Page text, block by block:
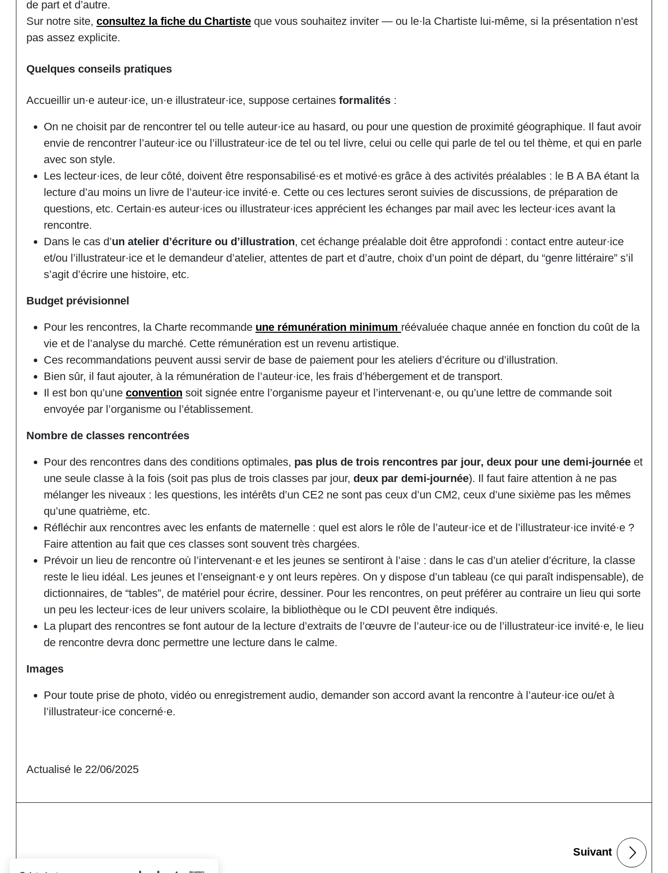
de part et d’autre.
Sur notre site, consultez la fiche du Chartiste que vous souhaitez inviter — ou le·la Chartiste lui-même, si la présentation n’est
pas assez explicite.
Quelques conseils pratiques
Accueillir un·e auteur·ice, un·e illustrateur·ice, suppose certaines formalités :
On ne choisit par de rencontrer tel ou telle auteur·ice au hasard, ou pour une question de proximité géographique. Il faut avoir
envie de rencontrer l’auteur·ice ou l’illustrateur·ice de tel ou tel livre, celui ou celle qui parle de tel ou tel thème, et qui en parle
avec son style.
Les lecteur·ices, de leur côté, doivent être responsabilisé·es et motivé·es grâce à des activités préalables : le B A BA étant la
lecture d’au moins un livre de l’auteur·ice invité·e. Cette ou ces lectures seront suivies de discussions, de préparation de
questions, etc. Certain·es auteur·ices ou illustrateur·ices apprécient les échanges par mail avec les lecteur·ices avant la
rencontre.
Dans le cas d’un atelier d’écriture ou d’illustration, cet échange préalable doit être approfondi : contact entre auteur·ice
et/ou l’illustrateur·ice et le demandeur d’atelier, attentes de part et d’autre, choix d’un point de départ, du “genre littéraire” s’il
s’agit d’écrire une histoire, etc.
Budget prévisionnel
Pour les rencontres, la Charte recommande une rémunération minimum réévaluée chaque année en fonction du coût de la
vie et de l’analyse du marché. Cette rémunération est un revenu artistique.
Ces recommandations peuvent aussi servir de base de paiement pour les ateliers d’écriture ou d’illustration.
Bien sûr, il faut ajouter, à la rémunération de l’auteur·ice, les frais d’hébergement et de transport.
Il est bon qu’une convention soit signée entre l’organisme payeur et l’intervenant·e, ou qu’une lettre de commande soit
envoyée par l’organisme ou l’établissement.
Nombre de classes rencontrées
Pour des rencontres dans des conditions optimales, pas plus de trois rencontres par jour, deux pour une demi-journée et
une seule classe à la fois (soit pas plus de trois classes par jour, deux par demi-journée). Il faut faire attention à ne pas
mélanger les niveaux : les questions, les intérêts d’un CE2 ne sont pas ceux d’un CM2, ceux d’une sixième pas les mêmes
qu’une quatrième, etc.
Réfléchir aux rencontres avec les enfants de maternelle : quel est alors le rôle de l’auteur·ice et de l’illustrateur·ice invité·e ?
Faire attention au fait que ces classes sont souvent très chargées.
Prévoir un lieu de rencontre où l’intervenant·e et les jeunes se sentiront à l’aise : dans le cas d’un atelier d’écriture, la classe
reste le lieu idéal. Les jeunes et l’enseignant·e y ont leurs repères. On y dispose d’un tableau (ce qui paraît indispensable), de
dictionnaires, de “tables”, de matériel pour écrire, dessiner. Pour les rencontres, on peut préférer au contraire un lieu qui sorte
un peu les lecteur·ices de leur univers scolaire, la bibliothèque ou le CDI peuvent être indiqués.
La plupart des rencontres se font autour de la lecture d’extraits de l’œuvre de l’auteur·ice ou de l’illustrateur·ice invité·e, le lieu
de rencontre devra donc permettre une lecture dans le calme.
Images
Pour toute prise de photo, vidéo ou enregistrement audio, demander son accord avant la rencontre à l’auteur·ice ou/et à
l’illustrateur·ice concerné·e.
Actualisé le 22/06/2025
Suivant